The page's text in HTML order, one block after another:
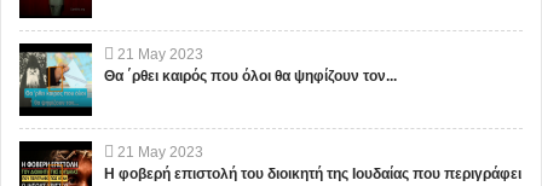
21 May 2023
Θα ΄ρθει καιρός που όλοι θα ψηφίζουν τον...
21 May 2023
Η φοβερή επιστολή του διοικητή της Ιουδαίας που περιγράφει